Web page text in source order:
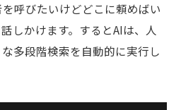
呼びたいけどどこに頼めばい
しかけます。するとAIは、人
多段階検索を自動的に実行し